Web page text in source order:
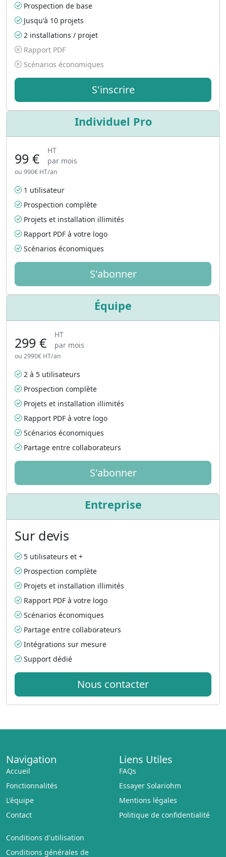
Prospection de base
Jusqu'à 10 projets
2 installations / projet
Rapport PDF
Scénarios économiques
S'inscrire
Individuel Pro
99 €
HT
par mois
ou 990€ HT/an
1 utilisateur
Prospection complète
Projets et installation illimités
Rapport PDF à votre logo
Scénarios économiques
S'abonner
Équipe
299 €
HT
par mois
ou 2990€ HT/an
2 à 5 utilisateurs
Prospection complète
Projets et installation illimités
Rapport PDF à votre logo
Scénarios économiques
Partage entre collaborateurs
S'abonner
Entreprise
Sur devis
5 utilisateurs et +
Prospection complète
Projets et installation illimités
Rapport PDF à votre logo
Scénarios économiques
Partage entre collaborateurs
Intégrations sur mesure
Support dédié
Nous contacter
Navigation
Accueil
Fonctionnalités
L'équipe
Contact
Liens Utiles
FAQs
Essayer Solariohm
Mentions légales
Politique de confidentialité
Conditions d'utilisation
Conditions générales de